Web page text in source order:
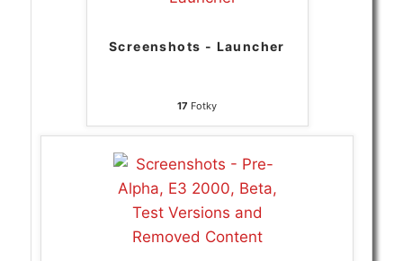
Screenshots - Launcher
17 Fotky